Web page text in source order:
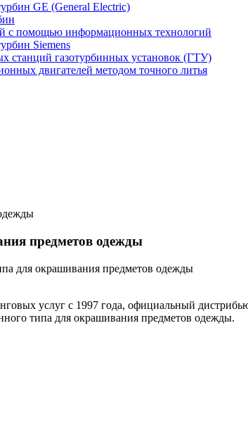
GE (General Electric)
с помощью информационных технологий
Siemens
станций газотурбинных установок (ГТУ)
двигателей методом точного литья
предметов одежды
для окрашивания предметов одежды
услуг с 1997 года, официальный
типа для окрашивания предметов одежды.